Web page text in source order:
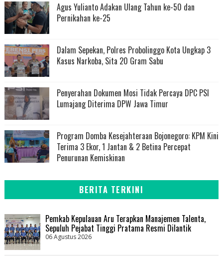
Agus Yulianto Adakan Ulang Tahun ke-50 dan
Pernikahan ke-25
Dalam Sepekan, Polres Probolinggo Kota Ungkap 3
Kasus Narkoba, Sita 20 Gram Sabu
Penyerahan Dokumen Mosi Tidak Percaya DPC PSI
Lumajang Diterima DPW Jawa Timur
Program Domba Kesejahteraan Bojonegoro: KPM Kini
Terima 3 Ekor, 1 Jantan & 2 Betina Percepat
Penurunan Kemiskinan
BERITA TERKINI
Pemkab Kepulauan Aru Terapkan Manajemen Talenta,
Sepuluh Pejabat Tinggi Pratama Resmi Dilantik
06 Agustus 2026